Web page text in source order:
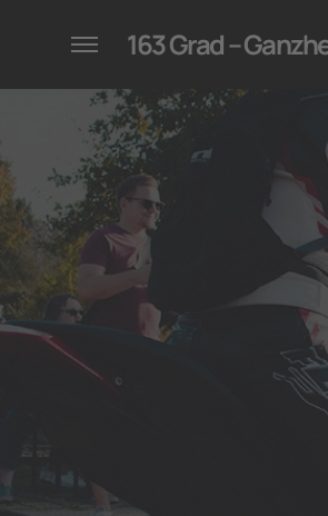
für Unternehmen
163 Grad –